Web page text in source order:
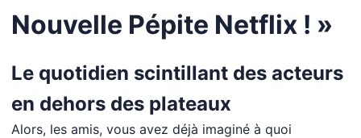
Nouvelle Pépite Netflix ! »
Le quotidien scintillant des acteurs
en dehors des plateaux
Alors, les amis, vous avez déjà imaginé à quoi